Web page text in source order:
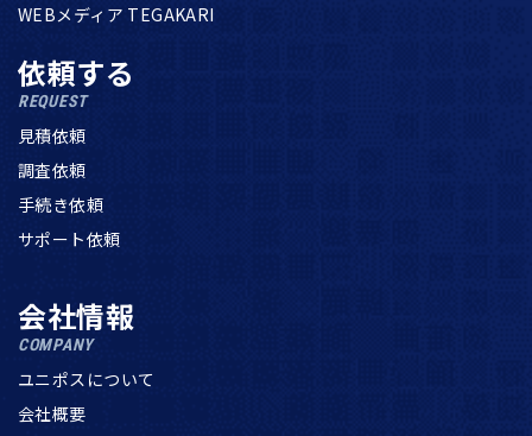
WEBメディア TEGAKARI
依頼する
REQUEST
見積依頼
調査依頼
手続き依頼
サポート依頼
会社情報
COMPANY
ユニポスについて
会社概要